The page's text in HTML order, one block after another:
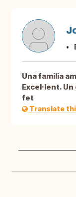
Una familia
Excel·lent.
fet
Translate